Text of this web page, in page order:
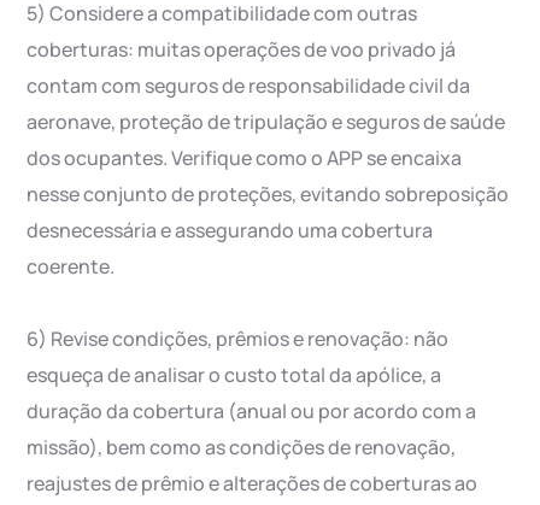
5) Considere a compatibilidade com outras
coberturas: muitas operações de voo privado já
contam com seguros de responsabilidade civil da
aeronave, proteção de tripulação e seguros de saúde
dos ocupantes. Verifique como o APP se encaixa
nesse conjunto de proteções, evitando sobreposição
desnecessária e assegurando uma cobertura
coerente.
6) Revise condições, prêmios e renovação: não
esqueça de analisar o custo total da apólice, a
duração da cobertura (anual ou por acordo com a
missão), bem como as condições de renovação,
reajustes de prêmio e alterações de coberturas ao